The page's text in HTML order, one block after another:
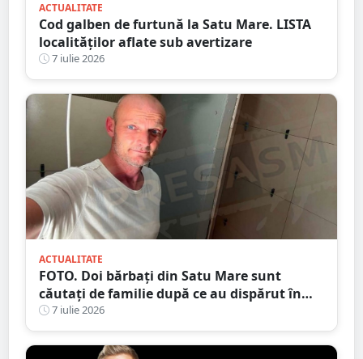
ACTUALITATE
Cod galben de furtună la Satu Mare. LISTA
localităților aflate sub avertizare
7 iulie 2026
ACTUALITATE
FOTO. Doi bărbați din Satu Mare sunt
căutați de familie după ce au dispărut în
drum spre casă
7 iulie 2026